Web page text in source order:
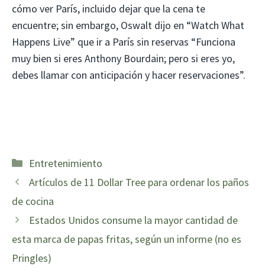
cómo ver París, incluido dejar que la cena te
encuentre; sin embargo, Oswalt dijo en “Watch What
Happens Live” que ir a París sin reservas “Funciona
muy bien si eres Anthony Bourdain; pero si eres yo,
debes llamar con anticipación y hacer reservaciones”.
Categorías
Entretenimiento
Artículos de 11 Dollar Tree para ordenar los paños
de cocina
Estados Unidos consume la mayor cantidad de
esta marca de papas fritas, según un informe (no es
Pringles)